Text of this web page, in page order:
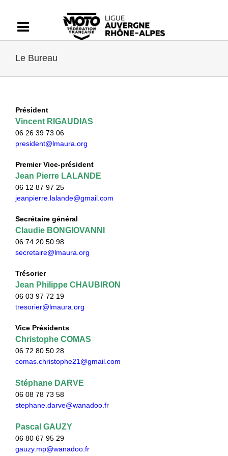
contenu
Le Bureau
Président
Vincent RIGAUDIAS
06 26 39 73 06
president@lmaura.org
Premier Vice-président
Jean Pierre LALANDE
06 12 87 97 25
jeanpierre.lalande@gmail.com
Secrétaire général
Claudie BONGIOVANNI
06 74 20 50 98
secretaire@lmaura.org
Trésorier
Jean Philippe CHAUBIRON
06 03 97 72 19
tresorier@lmaura.org
Vice Présidents
Christophe COMAS
06 72 80 50 28
comas.christophe21@gmail.com
Stéphane DARVE
06 08 78 73 58
stephane.darve@wanadoo.fr
Pascal GAUZY
06 80 67 95 29
gauzy.mp@wanadoo.fr